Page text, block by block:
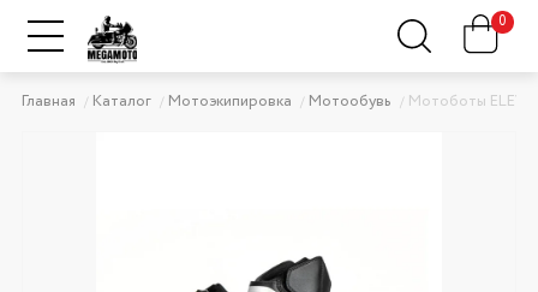
0
Главная Каталог Мотоэкипировка Мотообувь Мотоботы